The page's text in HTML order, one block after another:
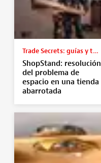
Trade Secrets: guías y tutoriales
ShopStand: resolución
del problema de
espacio en una tienda
abarrotada